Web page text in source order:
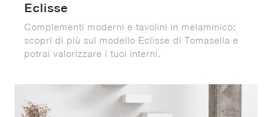
Eclisse
Complementi moderni e tavolini in melaminico:
scopri di più sul modello Eclisse di Tomasella e
potrai valorizzare i tuoi interni.